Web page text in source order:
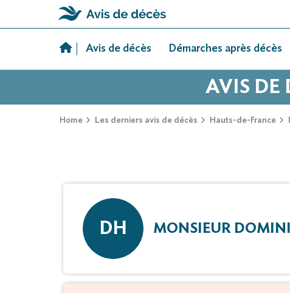
Avis de décès Démarches après décès
AVIS DE
Home Les derniers avis de décès Hauts-de-France
DH MONSIEUR